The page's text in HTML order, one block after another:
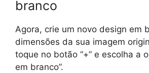
branco
Agora, crie um novo design em
dimensões da sua imagem
toque no botão “+” e escolha a
em branco”.